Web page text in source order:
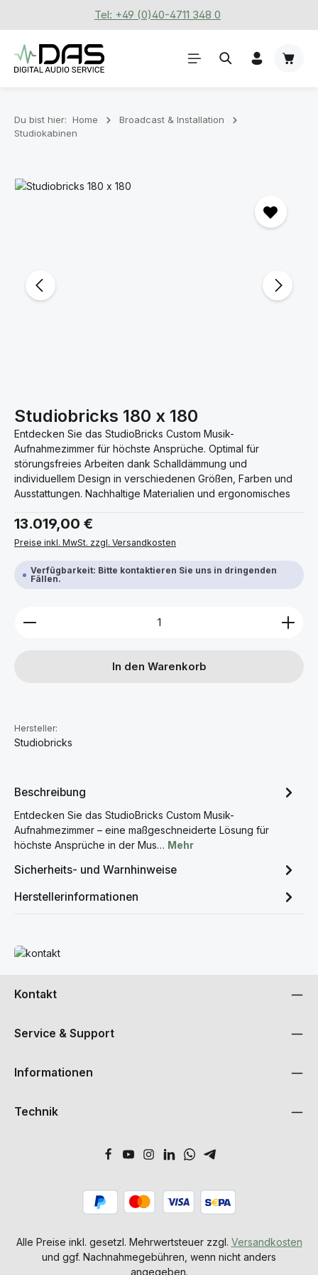
Zum Hauptinhalt springenTel: +49 (0)40-4711 348 0
Du bist hier: Home
Broadcast & Installation
Studiokabinen
Bildergalerie überspringen
Studiobricks 180 x 180
Entdecken Sie das StudioBricks Custom Musik-
Aufnahmezimmer für höchste Ansprüche. Optimal für
störungsfreies Arbeiten dank Schalldämmung und
individuellem Design in verschiedenen Größen, Farben und
Ausstattungen. Nachhaltige Materialien und ergonomisches
Regulärer Preis:
13.019,00 €
Preise inkl. MwSt. zzgl. Versandkosten
Verfügbarkeit: Bitte kontaktieren Sie uns in dringenden
Fällen.
Produkt Anzahl: Gib den gewünschten Wert ein
In den Warenkorb
Hersteller:
Studiobricks
Beschreibung
Entdecken Sie das StudioBricks Custom Musik-
Aufnahmezimmer – eine maßgeschneiderte Lösung für
höchste Ansprüche in der Mus… Mehr
Sicherheits- und Warnhinweise
Herstellerinformationen
Mehr erfahren
Kontakt
Service & Support
Informationen
Technik
Alle Preise inkl. gesetzl. Mehrwertsteuer zzgl. Versandkosten
und ggf. Nachnahmegebühren, wenn nicht anders
angegeben.